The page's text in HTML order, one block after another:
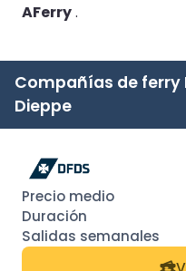
AFerry.
Compañías de ferry
Dieppe